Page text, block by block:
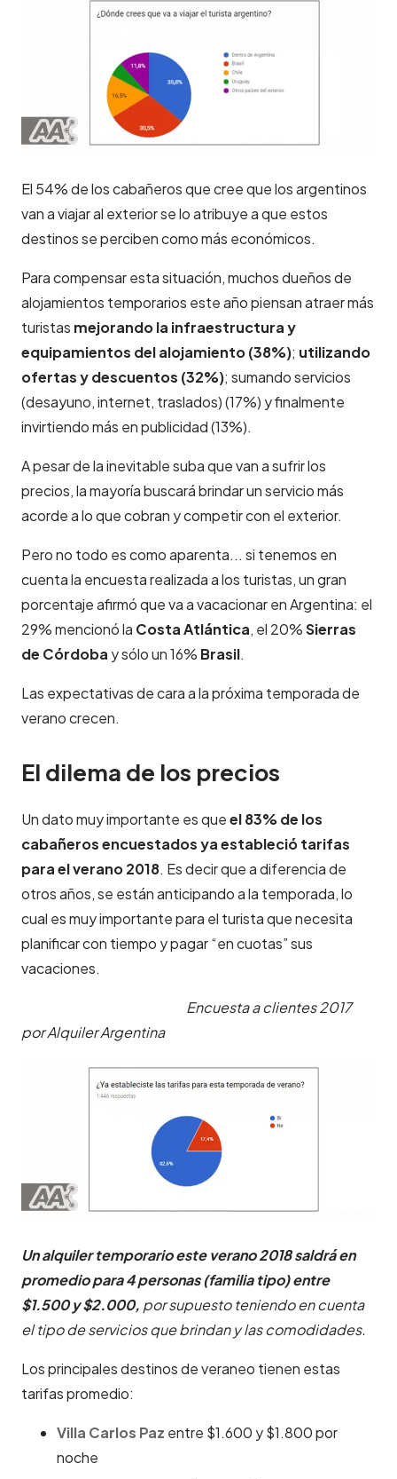
El 54% de los cabañeros que cree que los argentinos
van a viajar al exterior se lo atribuye a que estos
destinos se percibencomomás económicos.
Para compensar esta situación, muchos dueños de
alojamientos temporarios este año piensan atraer más
turistas mejorando la infraestructura y
equipamientos del alojamiento (38%); utilizando
ofertas y descuentos (32%); sumando servicios
(desayuno, internet, traslados) (17%) y finalmente
invirtiendo más en publicidad (13%).
A pesar de la inevitable suba que van a sufrir los
precios, la mayoría buscará brindar un servicio más
acorde a lo que cobran y competir con el exterior.
Pero no todo escomoaparenta... si tenemos en
cuenta la encuesta realizada a los turistas, un gran
porcentaje afirmó que va a vacacionar en Argentina: el
29% mencionó la Costa Atlántica, el 20%Sierras
de Córdoba y sólo un 16% Brasil.
Las expectativas de cara a la próxima temporada de
verano crecen.
El dilema de los precios
Un dato muy importante es queel 83% de los
cabañeros encuestados ya estableció tarifas
para el verano 2018. Es decir que a diferencia de
otros años, se están anticipando a la temporada, lo
cual es muy importante para el turista que necesita
planificar con tiempo y pagar “en cuotas” sus
vacaciones.
Encuesta a clientes 2017
por Alquiler Argentina
Un alquiler temporario este verano 2018 saldrá en
promedio para 4 personas (familia tipo) entre
$1.500 y $2.000, por supuesto teniendo en cuenta
el tipo de servicios que brindan y las comodidades.
Los principales destinos de veraneo tienen estas
tarifas promedio:
Villa Carlos Paz entre $1.600 y $1.800 por
noche